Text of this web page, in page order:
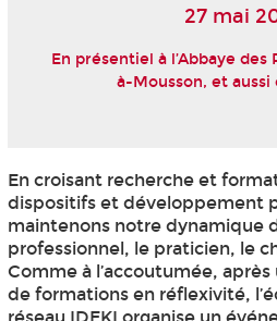
27 mai
En présentiel à l’Abbaye
à-Mousson, et aussi
En croisant recherche et
dispositifs et développement
maintenons notre dynamique
professionnel, le praticien, le
Comme à l’accoutumée,
de formations en réflexivité,